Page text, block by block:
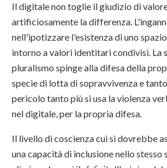
Il digitale non toglie il giudizio di
artificiosamente la differenza.
nell'ipotizzare l'esistenza di uno
intorno a valori identitari condivisi. La
pluralismo spinge alla difesa della
specie di lotta di sopravvivenza e
pericolo tanto più si usa la violenza
nel digitale, per la propria difesa.
Il livello di coscienza cui si dovrebbe
una capacità di inclusione nello stesso